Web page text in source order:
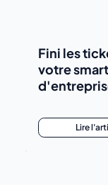
Fini les
votre
Lire